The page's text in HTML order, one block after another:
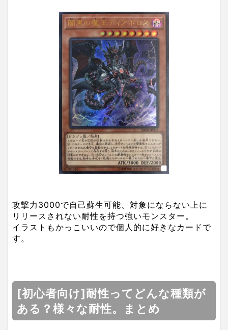
攻撃力3000で自己蘇生可能、対象にならない上に
リリースされない耐性を持つ強いモンスター。
イラストもかっこいいので個人的に好きなカードで
す。
[初心者向け]耐性ってどんな種類が
ある？様々な耐性。まとめ